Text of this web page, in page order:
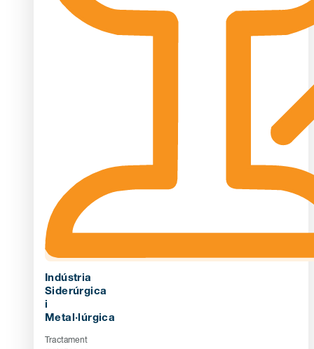
Indústria
Siderúrgica
i
Metal·lúrgica
Tractament